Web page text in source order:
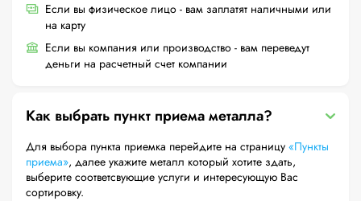
Если вы физическое лицо - вам заплатят наличными или
на карту
Если вы компания или производство - вам переведут
деньги на расчетный счет компании
Как выбрать пункт приема металла?
Для выбора пункта приемка перейдите на страницу «Пункты
приема», далее укажите металл который хотите здать,
выберите соответсвующие услуги и интересующую Вас
сортировку.